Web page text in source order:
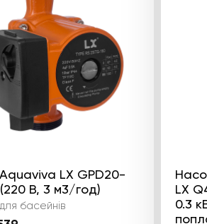
LX GPD20-
В, 3 м3/год)
басейнів
LX
0.3